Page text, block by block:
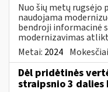
Nuo šių metų rugsėjo
naudojama
bendroji informacinė
modernizavimas
Metai: 2024
Dėl pridėtinės
straipsnio 3